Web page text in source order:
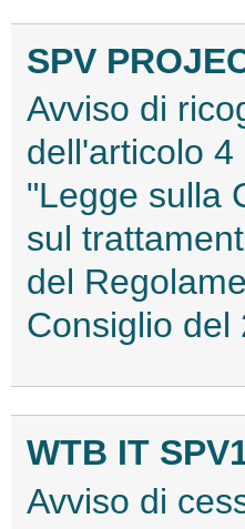
SPV
Avviso di
dell'articolo
"Legge sulla
sul
del
Consiglio del
WTB IT
Avviso di